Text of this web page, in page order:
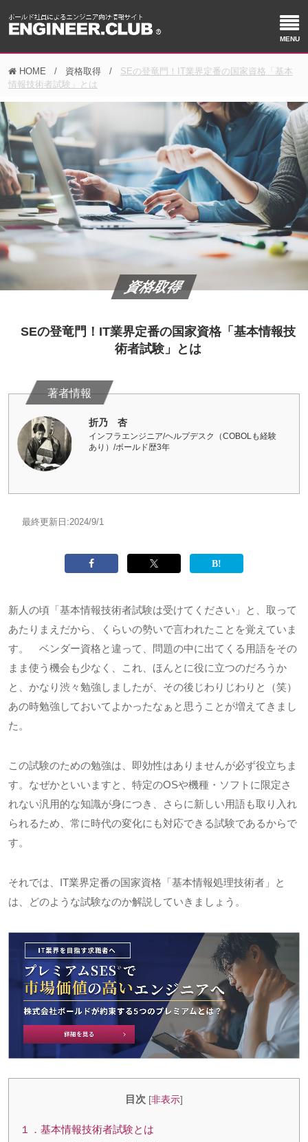
HOME 資格取得
SEの登竜門！IT業界定番の国家資格「基本
情報技術者試験」とは
資格取得
SEの登竜門！IT業界定番の国家資格「基本情報技
術者試験」とは
折乃 杏
インフラエンジニア/ヘルプデスク（COBOLも経験
あり）/ボールド歴3年
最終更新日:2024/9/1
新人の頃「基本情報技術者試験は受けてください」と、取って
あたりまえだから、くらいの勢いで言われたことを覚えていま
す。 ベンダー資格と違って、問題の中に出てくる用語をその
まま使う機会も少なく、これ、ほんとに役に立つのだろうか
と、かなり渋々勉強しましたが、その後じわりじわりと（笑）
あの時勉強しておいてよかったなぁと思うことが増えてきまし
た。
この試験のための勉強は、即効性はありませんが必ず役立ちま
す。なぜかといいますと、特定のOSや機種・ソフトに限定さ
れない汎用的な知識が身につき、さらに新しい用語も取り入れ
られるため、常に時代の変化にも対応できる試験であるからで
す。
それでは、 IT業界定番の国家資格「基本情報処理技術者」と
は、どのような試験なのか解説していきましょう。
目次 [非表示]
１．基本情報技術者試験とは